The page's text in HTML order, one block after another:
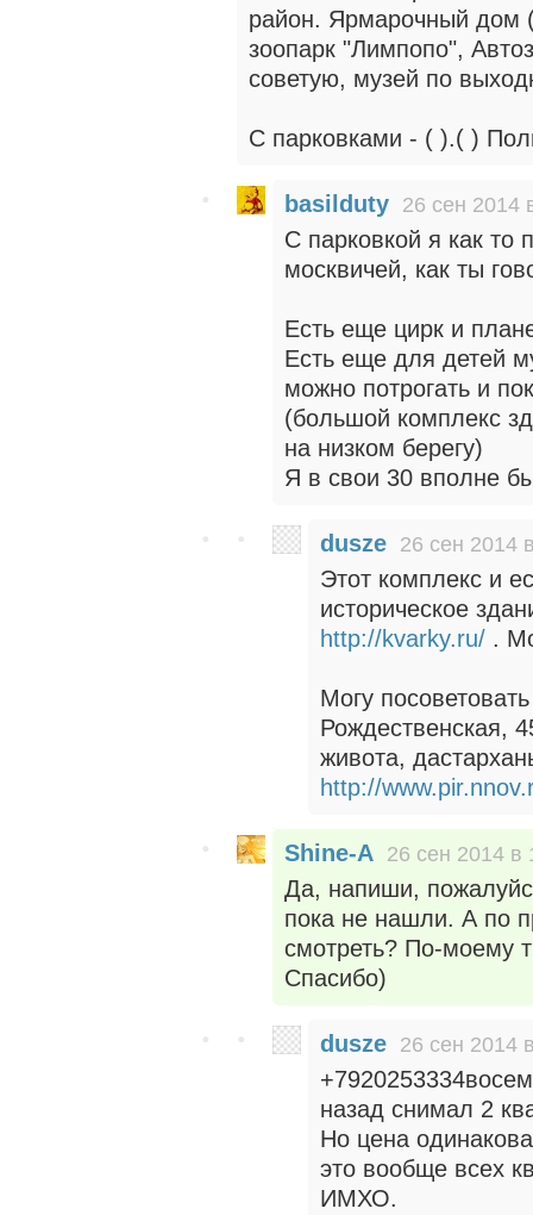
район. Ярмарочный дом
зоопарк "Лимпопо",
советую, музей по
С парковками - ( ).( )
basilduty 26 сен 2014
С парковкой я как то
москвичей, как ты
Есть еще цирк и
Есть еще для детей
можно потрогать и
(большой комплекс
на низком берегу)
Я в свои 30 вполне
dusze 26 сен 2014
Этот комплекс и
историческое
http://kvarky.ru/ .
Могу
Рождественская,
живота,
http://
Shine-A 26 сен 2014 в
Да, напиши,
пока не нашли. А по
смотреть? По-моему
Спасибо)
dusze 26 сен 2014
назад снимал 2
Но цена
это вообще всех
ИМХО.